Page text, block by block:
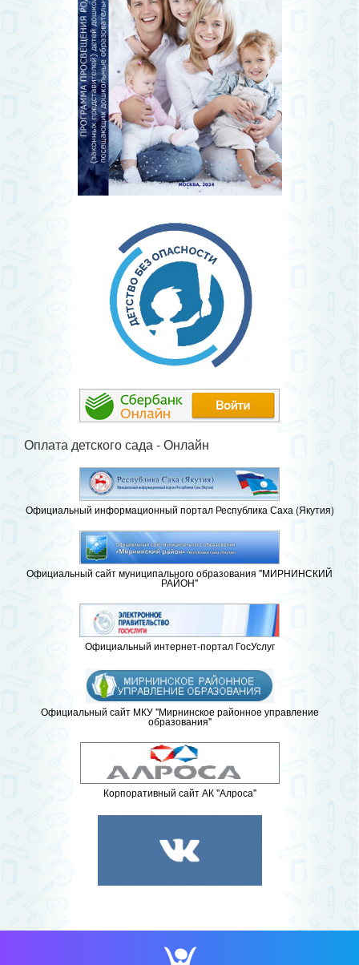
Оплата детского сада - Онлайн
Официальный информационный портал Республика Саха (Якутия)
Официальный сайт муниципального образования "МИРНИНСКИЙ
РАЙОН"
Официальный интернет-портал ГосУслуг
Официальный сайт МКУ "Мирнинское районное управление
образования"
Корпоративный сайт АК "Алроса"